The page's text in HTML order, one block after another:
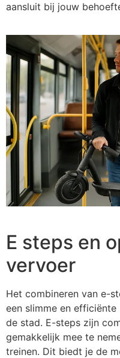
aansluit bij jouw
E steps en
vervoer
Het combineren van e-
een slimme en
de stad. E-steps zijn
gemakkelijk mee te
treinen. Dit biedt je de